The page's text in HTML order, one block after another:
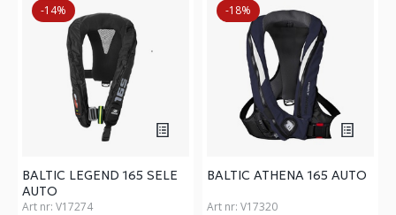
-14%
BALTIC LEGEND 165 SELE
AUTO
Art nr: V17274
-18%
BALTIC ATHENA 165 AUTO
Art nr: V17320